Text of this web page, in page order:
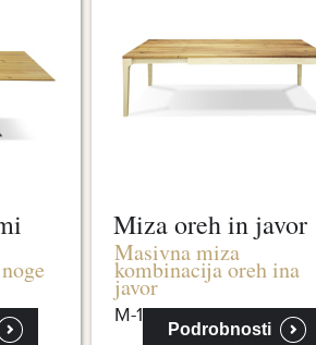
Miza oreh in javor
Masivna miza
kombinacija oreh ina
javor
M-1066
Podrobnosti